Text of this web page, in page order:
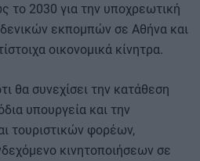
το 2030 για την υποχρεωτική
εκπομπών σε Αθήνα και
οικονομικά κίνητρα.
θα συνεχίσει την κατάθεση
υπουργεία και την
τουριστικών φορέων,
κινητοποιήσεων σε